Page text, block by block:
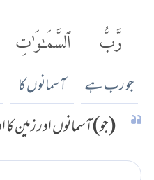
رَّبُّ
جو رب ہے
ٱلسَّمَٰوَٰتِ
آسمانوں کا
(جو) آسمانوں اور